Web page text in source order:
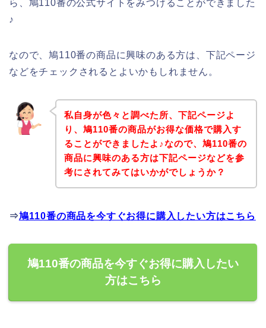
ら、鳩110番の公式サイトをみつけることができました
♪
なので、鳩110番の商品に興味のある方は、下記ページ
などをチェックされるとよいかもしれません。
私自身が色々と調べた所、下記ページよ
り、鳩110番の商品がお得な価格で購入す
ることができましたよ♪なので、鳩110番の
商品に興味のある方は下記ページなどを参
考にされてみてはいかがでしょうか？
⇒鳩110番の商品を今すぐお得に購入したい方はこちら
鳩110番の商品を今すぐお得に購入したい
方はこちら